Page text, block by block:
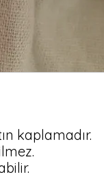
kaplamadır.